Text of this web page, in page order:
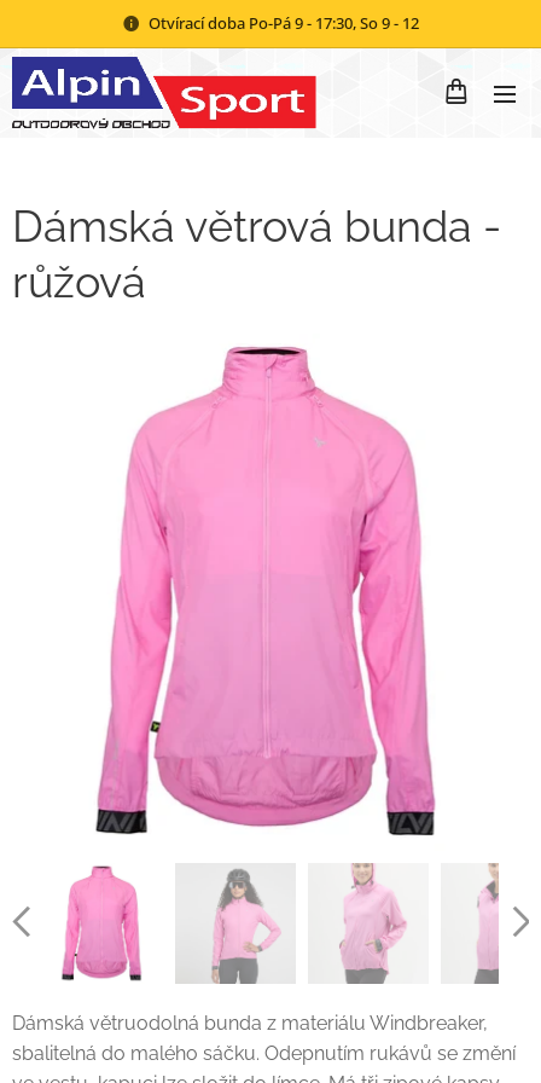
Otvírací doba Po-Pá 9 - 17:30, So 9 - 12
Dámská větrová bunda -
růžová
Dámská větruodolná bunda z materiálu Windbreaker,
sbalitelná do malého sáčku. Odepnutím rukávů se změní